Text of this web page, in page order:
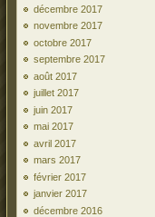
décembre 2017
novembre 2017
octobre 2017
septembre 2017
août 2017
juillet 2017
juin 2017
mai 2017
avril 2017
mars 2017
février 2017
janvier 2017
décembre 2016